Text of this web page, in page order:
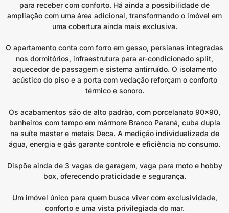
para receber com conforto. Há ainda a possibilidade de
ampliação com uma área adicional, transformando o imóvel em
uma cobertura ainda mais exclusiva.
O apartamento conta com forro em gesso, persianas integradas
nos dormitórios, infraestrutura para ar-condicionado split,
aquecedor de passagem e sistema antirruído. O isolamento
acústico do piso e a porta com vedação reforçam o conforto
térmico e sonoro.
Os acabamentos são de alto padrão, com porcelanato 90×90,
banheiros com tampo em mármore Branco Paraná, cuba dupla
na suíte master e metais Deca. A medição individualizada de
água, energia e gás garante controle e eficiência no consumo.
Dispõe ainda de 3 vagas de garagem, vaga para moto e hobby
box, oferecendo praticidade e segurança.
Um imóvel único para quem busca viver com exclusividade,
conforto e uma vista privilegiada do mar.